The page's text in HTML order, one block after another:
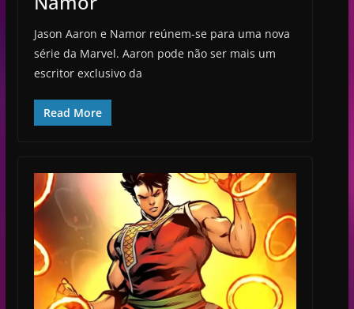
Jason Aaron e Namor reúnem-se para uma nova
série da Marvel. Aaron pode não ser mais um
escritor exclusivo da
Read More